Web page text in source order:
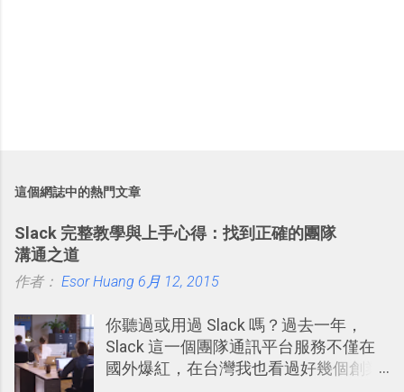
這個網誌中的熱門文章
Slack 完整教學與上手心得：找到正確的團隊
溝通之道
作者： Esor Huang 6月 12, 2015
你聽過或用過 Slack 嗎？過去一年，
Slack 這一個團隊通訊平台服務不僅在
國外爆紅，在台灣我也看過好幾個創業